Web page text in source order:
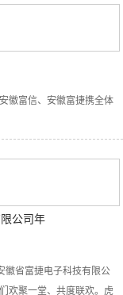
徽富信、安徽富捷携全体
公司年
徽省富捷电子科技有限公
欢聚一堂、共度联欢。虎